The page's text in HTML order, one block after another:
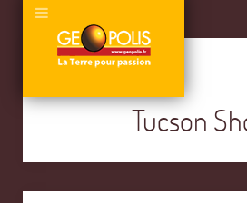
Tucson